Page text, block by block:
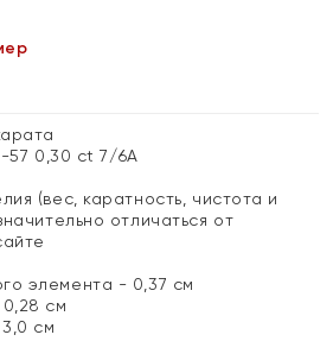
57 0,30 ct 7/6А
(вес, каратность, чистота и
отличаться от
элемента - 0,37 см
см
см